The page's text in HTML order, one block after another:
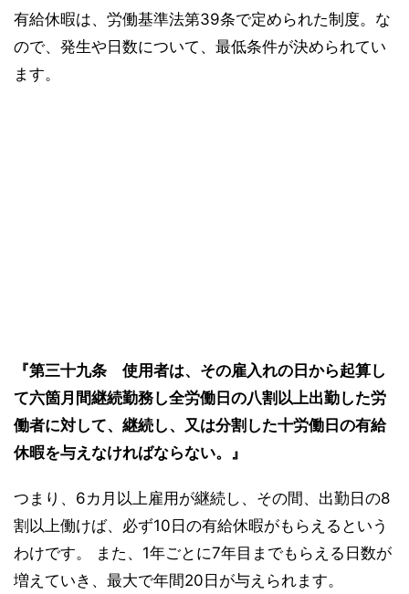
有給休暇は、労働基準法第39条で定められた制度。な
ので、発生や日数について、最低条件が決められてい
ます。
『第三十九条 使用者は、その雇入れの日から起算し
て六箇月間継続勤務し全労働日の八割以上出勤した労
働者に対して、継続し、又は分割した十労働日の有給
休暇を与えなければならない。』
つまり、6カ月以上雇用が継続し、その間、出勤日の8
割以上働けば、必ず10日の有給休暇がもらえるという
わけです。 また、1年ごとに7年目までもらえる日数が
増えていき、最大で年間20日が与えられます。